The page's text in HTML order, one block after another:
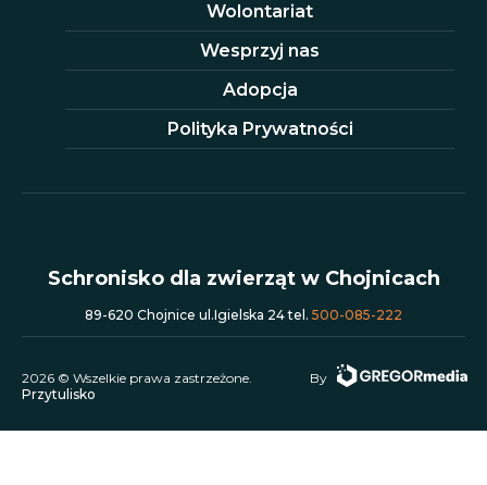
Wolontariat
Wesprzyj nas
Adopcja
Polityka Prywatności
Schronisko dla zwierząt w Chojnicach
89-620 Chojnice ul.Igielska 24 tel. 500-085-222
2026 © Wszelkie prawa zastrzeżone.
Przytulisko
By